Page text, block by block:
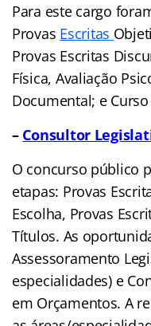
Para este cargo
Provas Escritas
Provas Escritas
Física, Avaliação
Documental; e
– Consultor
O concurso público
etapas: Provas
Escolha, Provas
Títulos. As
Assessoramento
especialidades) e
em Orçamentos. A